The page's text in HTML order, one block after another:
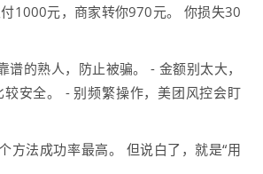
1000元，商家转你970元。 你损失30
谱的熟人，防止被骗。 - 金额别太大，
安全。 - 别频繁操作，美团风控会盯
方法成功率最高。 但说白了，就是“用